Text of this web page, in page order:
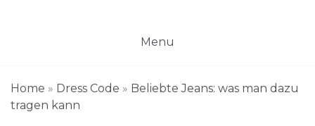
Menu
Home » Dress Code » Beliebte Jeans: was man dazu
tragen kann